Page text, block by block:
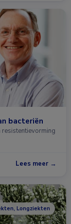
bacteriën
resistentievorming
Lees meer →
Longziekten